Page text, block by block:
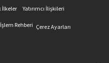
İlkeler
Yatırımcı İlişkileri
İşlem Rehberi Çerez Ayarları